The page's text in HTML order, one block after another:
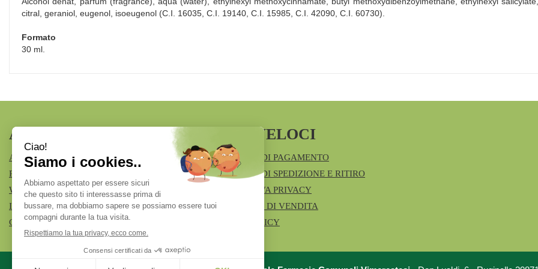
citral, geraniol, eugenol, isoeugenol (C.I. 16035, C.I. 19140, C.I. 15985, C.I. 42090, C.I. 60730).
Formato
30 ml.
AREA UTENTE
ACCEDI
REGISTRATI
WISHLIST
ISCRIZIONE ALLA NEWSLETTER
CONTATTI
LINK VELOCI
MODALITÀ DI PAGAMENTO
MODALITÀ DI SPEDIZIONE E RITIRO
INFORMATIVA PRIVACY
CONDIZIONI DI VENDITA
COOKIE POLICY